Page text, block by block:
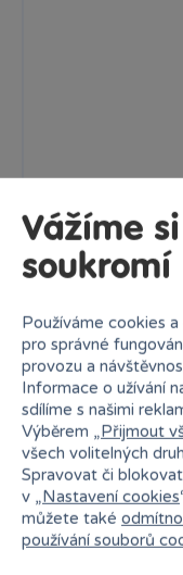
Akční figurka
Skladem prodejny
Ihned:24 poboček
Vážíme
soukromí
Používáme cookies
pro správné
provozu a
Informace o užívání
sdílíme s našimi
Výběrem „Přijmout
všech volitelných
Spravovat či
v „Nastavení cookies
můžete také
používání souborů